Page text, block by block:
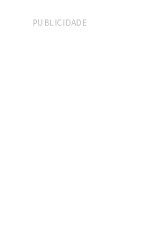
PUBLICIDADE